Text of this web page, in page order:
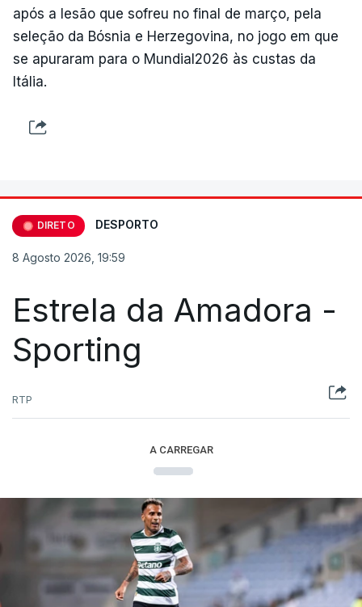
após a lesão que sofreu no final de março, pela
seleção da Bósnia e Herzegovina, no jogo em que
se apuraram para o Mundial2026 às custas da
Itália.
DIRETO DESPORTO
8 Agosto 2026, 19:59
Estrela da Amadora -
Sporting
RTP
A CARREGAR